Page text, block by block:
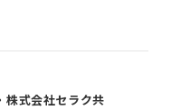
株式会社セラク共